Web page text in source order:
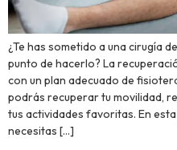
¿Te has sometido a una cirugía
punto de hacerlo? La
con un plan adecuado de
podrás recuperar tu movilidad,
tus actividades favoritas. En
necesitas […]